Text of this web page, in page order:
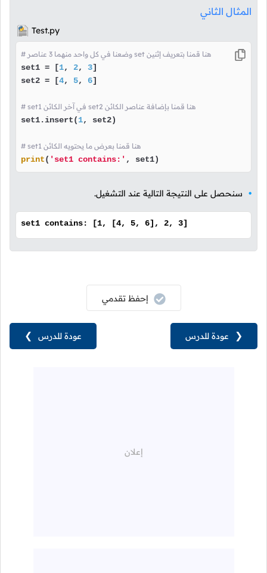
المثال الثاني
Test.py
# وضعنا في كل واحد منهما 3 عناصر set هنا قمنا بتعريف إثنين
set1 = [1, 2, 3]
set2 = [4, 5, 6]
# set1 في آخر الكائن set2 هنا قمنا بإضافة عناصر الكائن
set1.insert(1, set2)
# set1 هنا قمنا بعرض ما يحتويه الكائن
print( 'set1 contains:' , set1)
سنحصل على النتيجة التالية عند التشغيل.
set1 contains: [1, [4, 5, 6], 2, 3]
عودة للدرس ❯
إحفظ تقدمي
❮ عودة للدرس